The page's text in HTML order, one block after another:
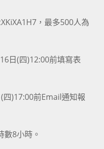
，最多500人為
日(四)12:00前填寫表
)17:00前Email通知報
數8小時。